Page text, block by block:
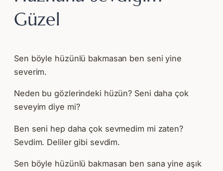
Güzel
Sen böyle hüzünlü bakmasan ben seni yine
severim.
Neden bu gözlerindeki hüzün? Seni daha çok
seveyim diye mi?
Ben seni hep daha çok sevmedim mi zaten?
Sevdim. Deliler gibi sevdim.
Sen böyle hüzünlü bakmasan ben sana yine aşık